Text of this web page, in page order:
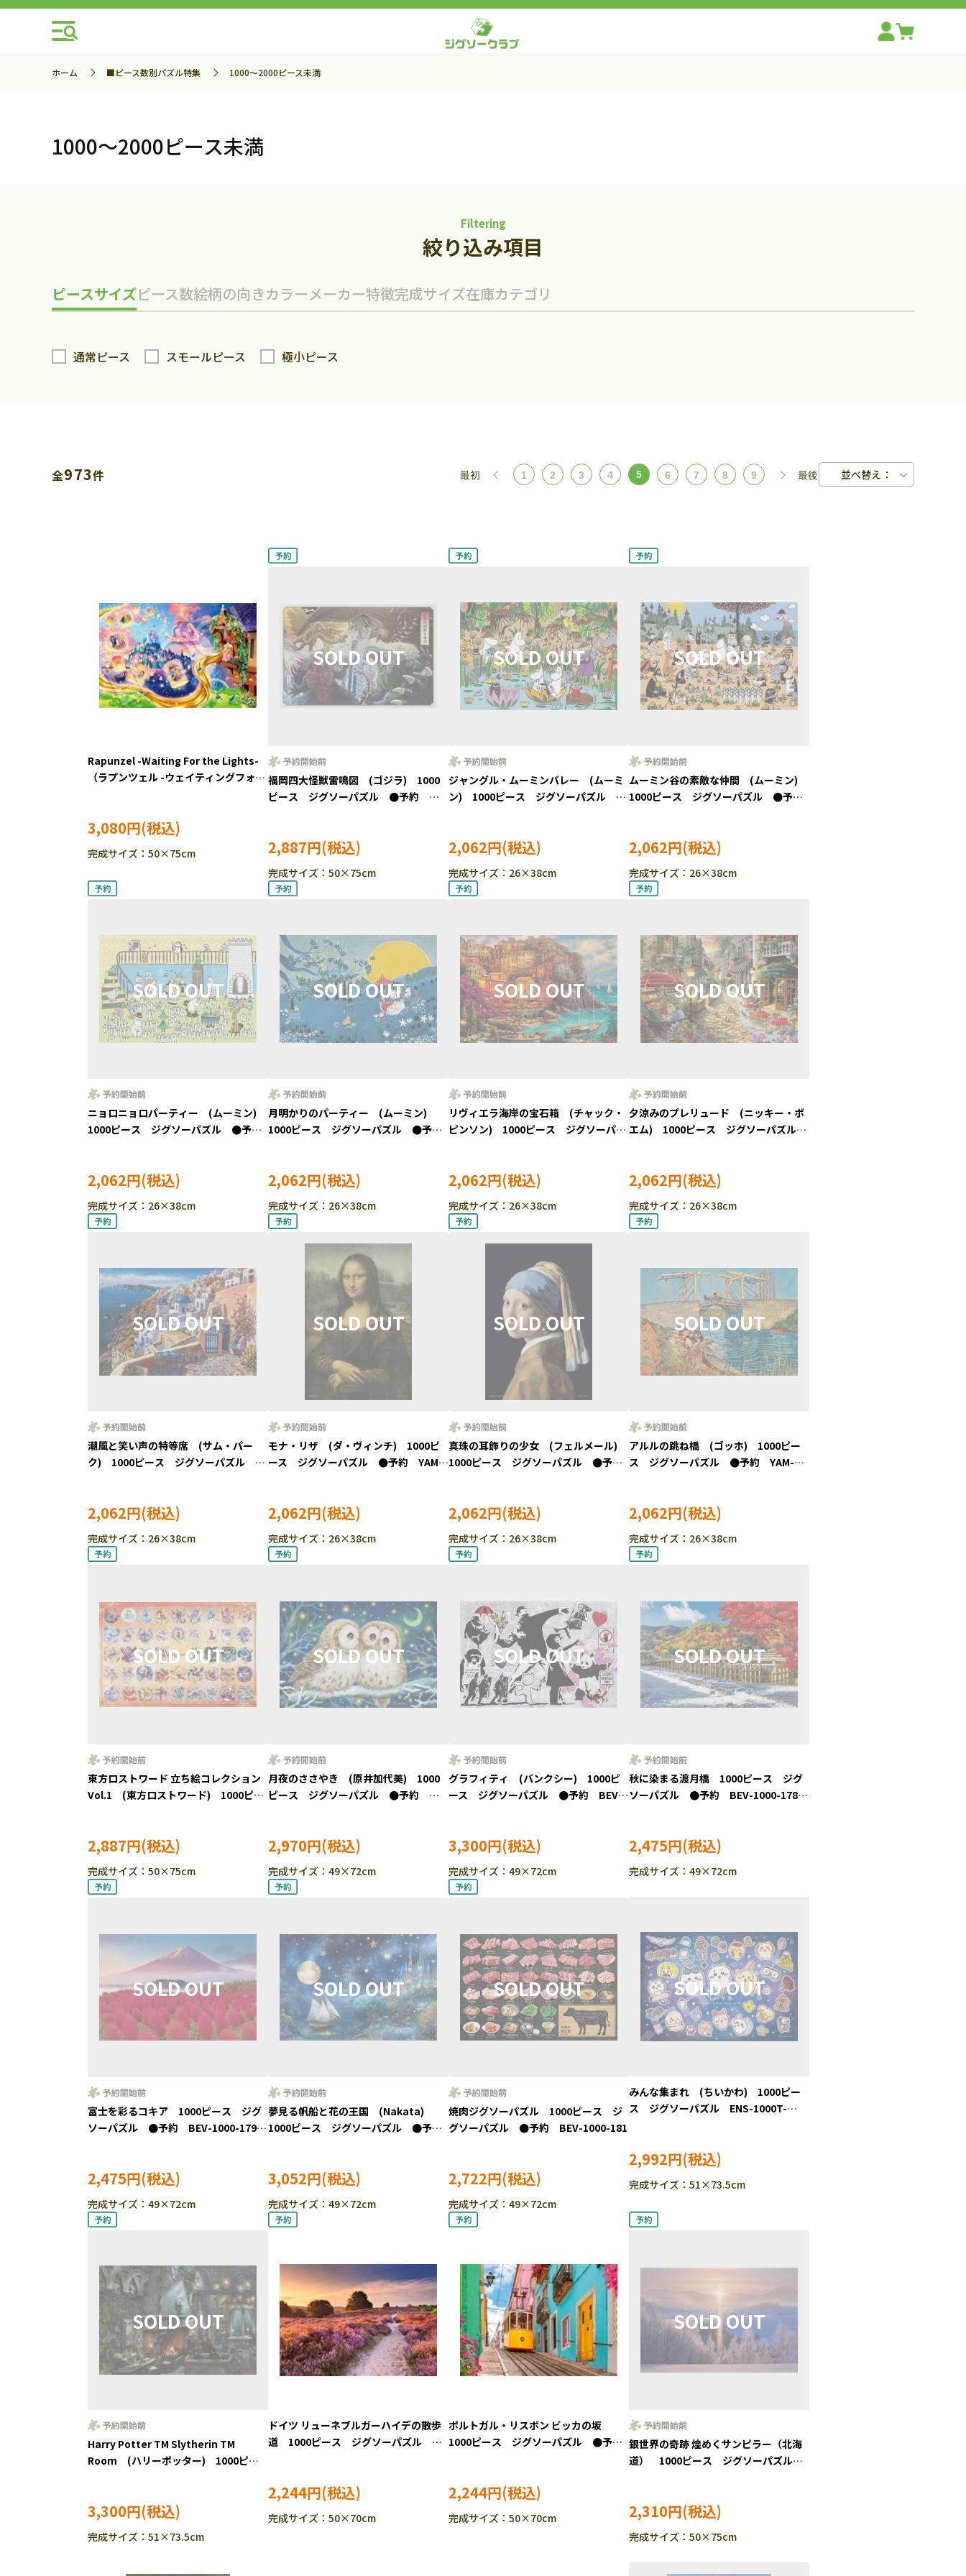
ホーム ■ピース数別パズル特集 1000～2000ピース未満
1000～2000ピース未満
Filtering
絞り込み項目
ピースサイズピース数絵柄の向きカラーメーカー特徴完成サイズ在庫カテゴリ
通常ピース スモールピース 極小ピース
全973件 最初 1 2 3 4 5 6 7 8 9 最後 並べ替え：
Rapunzel -Waiting For the Lights-
（ラプンツェル -ウェイティングフォー
3,080円
完成サイズ：50×75cm
福岡四大怪獣雷鳴図 (ゴジラ) 1000
ピース ジグソーパズル ●予約
2,887円
完成サイズ：50×75cm
ジャングル・ムーミンバレー (ムーミ
ン) 1000ピース ジグソーパズル ●
2,062円
完成サイズ：26×38cm
ムーミン谷の素敵な仲間 (ムーミン)
1000ピース ジグソーパズル ●予
2,062円
完成サイズ：26×38cm
ニョロニョロパーティー (ムーミン)
1000ピース ジグソーパズル ●予
2,062円
完成サイズ：26×38cm
月明かりのパーティー (ムーミン)
1000ピース ジグソーパズル ●予
2,062円
完成サイズ：26×38cm
リヴィエラ海岸の宝石箱 (チャック・
ピンソン) 1000ピース ジグソーパズ
2,062円
完成サイズ：26×38cm
夕涼みのプレリュード (ニッキー・ボ
エム) 1000ピース ジグソーパズル
2,062円
完成サイズ：26×38cm
潮風と笑い声の特等席 (サム・パー
ク) 1000ピース ジグソーパズル ●
2,062円
完成サイズ：26×38cm
モナ・リザ (ダ・ヴィンチ) 1000ピ
ース ジグソーパズル ●予約 YAM-
2,062円
完成サイズ：26×38cm
真珠の耳飾りの少女 (フェルメール)
1000ピース ジグソーパズル ●予
2,062円
完成サイズ：26×38cm
アルルの跳ね橋 (ゴッホ) 1000ピー
ス ジグソーパズル ●予約 YAM-
2,062円
完成サイズ：26×38cm
東方ロストワード 立ち絵コレクション
Vol.1 (東方ロストワード) 1000ピー
2,887円
完成サイズ：50×75cm
月夜のささやき (原井加代美) 1000
ピース ジグソーパズル ●予約
2,970円
完成サイズ：49×72cm
グラフィティ (バンクシー) 1000ピ
ース ジグソーパズル ●予約 BEV-
3,300円
完成サイズ：49×72cm
秋に染まる渡月橋 1000ピース ジグ
ソーパズル ●予約 BEV-1000-178
2,475円
完成サイズ：49×72cm
富士を彩るコキア 1000ピース ジグ
ソーパズル ●予約 BEV-1000-179
2,475円
完成サイズ：49×72cm
夢見る帆船と花の王国 (Nakata)
1000ピース ジグソーパズル ●予
3,052円
完成サイズ：49×72cm
焼肉ジグソーパズル 1000ピース ジ
グソーパズル ●予約 BEV-1000-181
2,722円
完成サイズ：49×72cm
みんな集まれ (ちいかわ) 1000ピー
ス ジグソーパズル ENS-1000T-
2,992円
完成サイズ：51×73.5cm
Harry Potter TM Slytherin TM
Room (ハリーポッター) 1000ピー
3,300円
完成サイズ：51×73.5cm
ドイツ リューネブルガーハイデの散歩
道 1000ピース ジグソーパズル ●
2,244円
完成サイズ：50×70cm
ポルトガル・リスボン ビッカの坂
1000ピース ジグソーパズル ●予
2,244円
完成サイズ：50×70cm
銀世界の奇跡 煌めくサンピラー（北海
道） 1000ピース ジグソーパズル
2,310円
完成サイズ：50×75cm